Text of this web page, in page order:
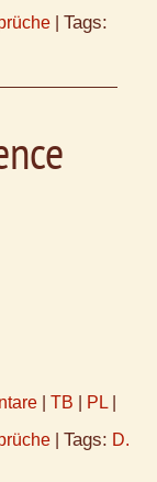
Tags:
TB PL
Tags: D.